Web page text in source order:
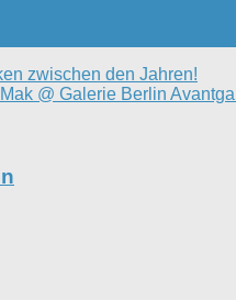
zwischen den Jahren!
@ Galerie Berlin